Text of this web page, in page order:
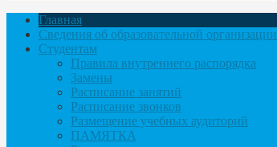
Главная
Сведения об образовательной организации
Студентам
Правила внутреннего распорядка
Замены
Расписание занятий
Расписание звонков
Размещение учебных аудиторий
ПАМЯТКА